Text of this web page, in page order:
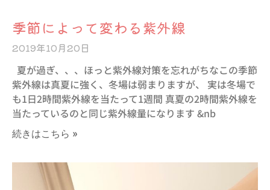
季節によって変わる紫外線
2019年10月20日
夏が過ぎ、、、ほっと紫外線対策を忘れがちなこの季節
紫外線は真夏に強く、冬場は弱まりますが、 実は冬場で
も1日2時間紫外線を当たって1週間 真夏の2時間紫外線を
当たっているのと同じ紫外線量になります &nb
続きはこちら »